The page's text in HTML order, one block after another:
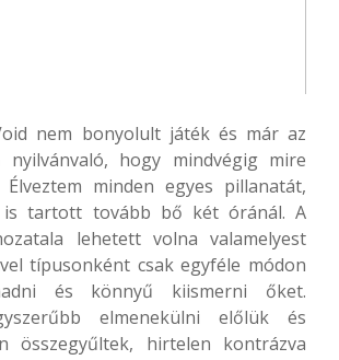
nem bonyolult játék és már az
nyilvánvaló, hogy mindvégig mire
Élveztem minden egyes pillanatát,
tartott tovább bő két óránál. A
lehetett volna valamelyest
típusonként csak egyféle módon
és könnyű kiismerni őket.
elmenekülni előlük és
összegyűltek, hirtelen kontrázva